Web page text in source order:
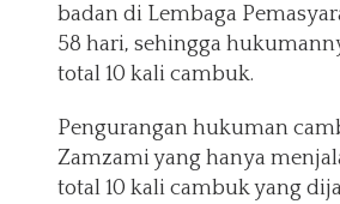
badan di Lembaga
58 hari, sehingga
total 10 kali cambuk.
Pengurangan hukuman
Zamzami yang hanya
total 10 kali cambuk yang